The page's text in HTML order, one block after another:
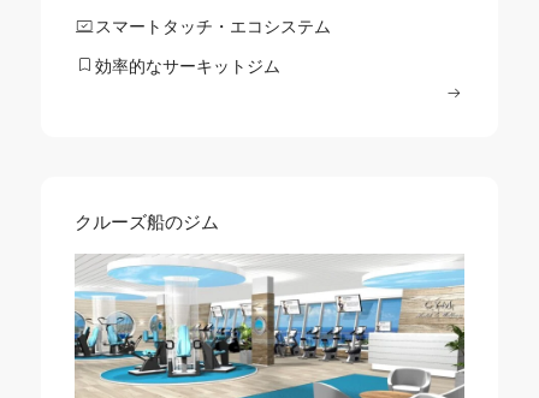
スマートタッチ・エコシステム
効率的なサーキットジム
クルーズ船のジム